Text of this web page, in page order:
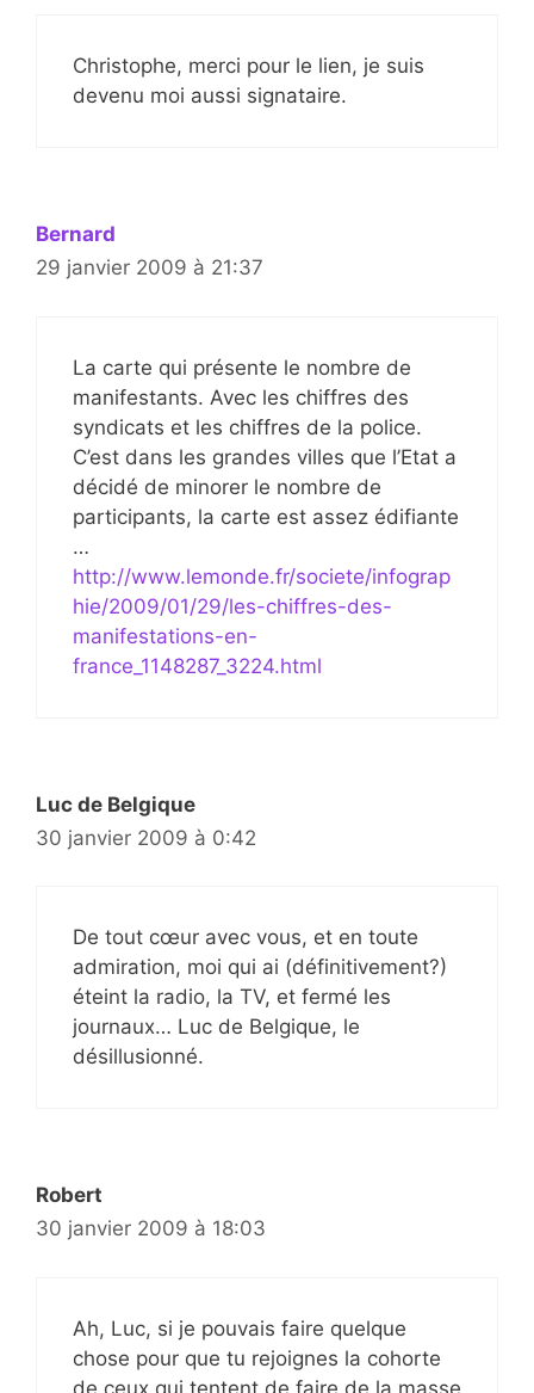
Christophe, merci pour le lien, je suis
devenu moi aussi signataire.
Bernard
29 janvier 2009 à 21:37
La carte qui présente le nombre de
manifestants. Avec les chiffres des
syndicats et les chiffres de la police.
C’est dans les grandes villes que l’Etat a
décidé de minorer le nombre de
participants, la carte est assez édifiante
…
http://www.lemonde.fr/societe/infograp
hie/2009/01/29/les-chiffres-des-
manifestations-en-
france_1148287_3224.html
Luc de Belgique
30 janvier 2009 à 0:42
De tout cœur avec vous, et en toute
admiration, moi qui ai (définitivement?)
éteint la radio, la TV, et fermé les
journaux… Luc de Belgique, le
désillusionné.
Robert
30 janvier 2009 à 18:03
Ah, Luc, si je pouvais faire quelque
chose pour que tu rejoignes la cohorte
de ceux qui tentent de faire de la masse